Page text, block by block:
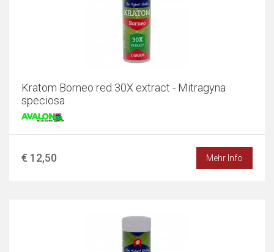
Kratom Borneo red 30X extract - Mitragyna
speciosa
€ 12,50 Mehr Info